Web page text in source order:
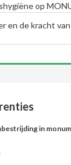
op
en de kracht
in